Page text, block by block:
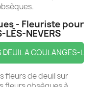
- Fleuriste pour
NEVERS
DEUIL A COULANGES-LÈS-
fleurs de deuil sur